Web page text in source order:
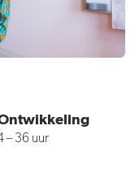
– 36 uur